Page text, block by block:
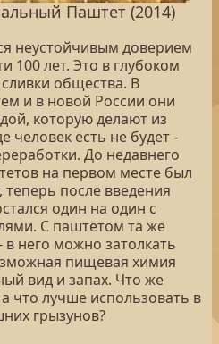
Паштет (2014)
неустойчивым доверием
100 лет. Это в глубоком
общества. В
и в новой России они
которую делают из
человек есть не будет -
До недавнего
на первом месте был
после введения
один на один с
С паштетом та же
в него можно затолкать
пищевая химия
вид и запах. Что же
что лучше использовать в
грызунов?